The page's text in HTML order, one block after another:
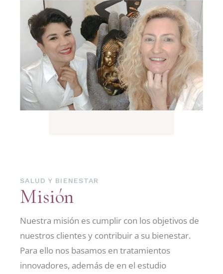
SALUD Y BIENESTAR
Misión
Nuestra misión es cumplir con los objetivos de
nuestros clientes y contribuir a su bienestar.
Para ello nos basamos en tratamientos
innovadores, además de en el estudio